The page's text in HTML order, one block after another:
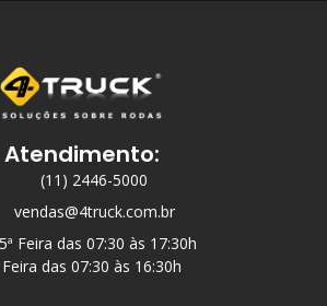
Atendimento:
(11) 2446-5000
vendas@4truck.com.br
Feira das 07:30 às 17:30h
Feira das 07:30 às 16:30h